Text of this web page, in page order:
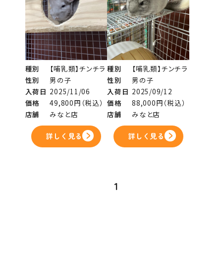
種別
【哺乳類】チンチラ
性別
男の子
入荷日 2025/11/06
価格
49,800円（税込）
店舗
みなと店
詳しく見る
種別
【哺乳類】チンチラ
性別
男の子
入荷日 2025/09/12
価格
88,000円（税込）
店舗
みなと店
詳しく見る
1